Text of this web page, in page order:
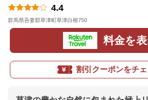
4.4
群馬県吾妻郡草津町草津白根750
料金を
割引クーポンをチェ